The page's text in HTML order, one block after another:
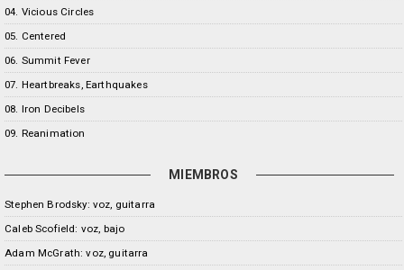
04. Vicious Circles
05. Centered
06. Summit Fever
07. Heartbreaks, Earthquakes
08. Iron Decibels
09. Reanimation
MIEMBROS
Stephen Brodsky: voz, guitarra
Caleb Scofield: voz, bajo
Adam McGrath: voz, guitarra